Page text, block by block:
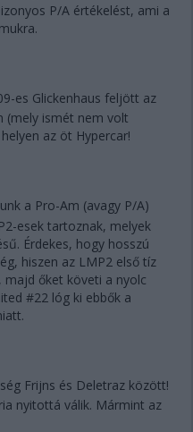
P/A értékelést, ami a
es Glickenhaus feljött az
(mely ismét nem volt
az öt Hypercar!
a Pro-Am (avagy P/A)
esek tartoznak, melyek
Érdekes, hogy hosszú
hiszen az LMP2 első tíz
őket követi a nyolc
#22 lóg ki ebbők a
Frijns és Deletraz között!
nyitottá válik. Mármint az